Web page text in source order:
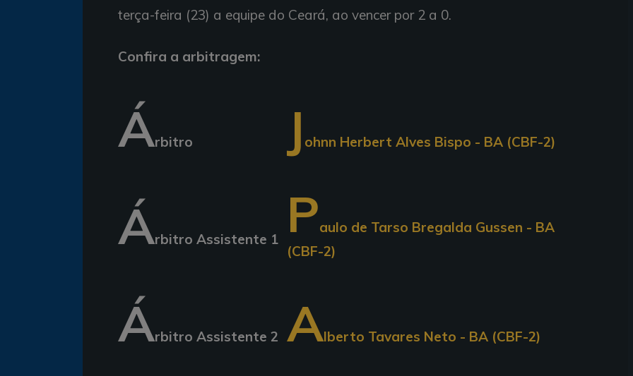
terça-feira (23) a equipe do Ceará, ao vencer por 2 a 0.
Confira a arbitragem:
Árbitro J ohnn Herbert Alves Bispo - BA (CBF-2)
Árbitro Assistente 1 Paulo de Tarso Bregalda Gussen - BA
(CBF-2)
Árbitro Assistente 2 Alberto Tavares Neto - BA (CBF-2)